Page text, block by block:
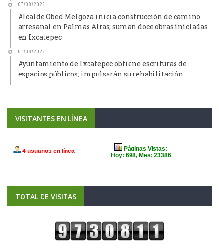
07/08/2026
Alcalde Obed Melgoza inicia construcción de camino
artesanal en Palmas Altas; suman doce obras iniciadas
en Ixcatepec
07/08/2026
Ayuntamiento de Ixcatepec obtiene escrituras de
espacios públicos; impulsarán su rehabilitación
VISITANTES EN LÍNEA
TOTAL DE VISITAS